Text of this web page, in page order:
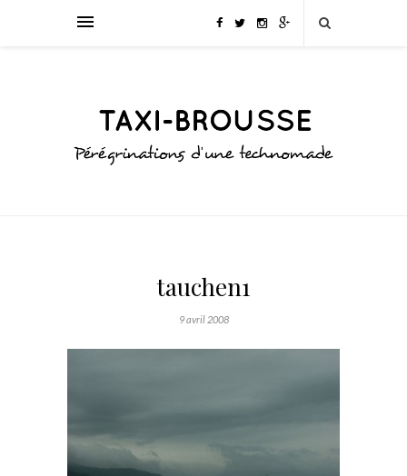
tauchen1
9 avril 2008